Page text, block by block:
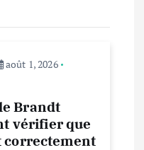
août 1, 2026
Brandt
vérifier que
correctement